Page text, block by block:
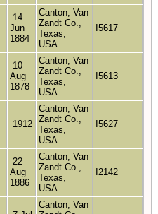
14
Jun
1884
Canton, Van
Zandt Co.,
Texas,
USA
I5617
10
Aug
1878
Canton, Van
Zandt Co.,
Texas,
USA
I5613
1912
Canton, Van
Zandt Co.,
Texas,
USA
I5627
22
Aug
1886
Canton, Van
Zandt Co.,
Texas,
USA
I2142
Canton, Van